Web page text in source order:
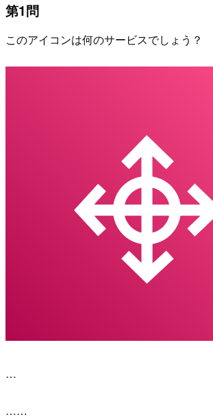
第1問
このアイコンは何のサービスでしょう？
…
……